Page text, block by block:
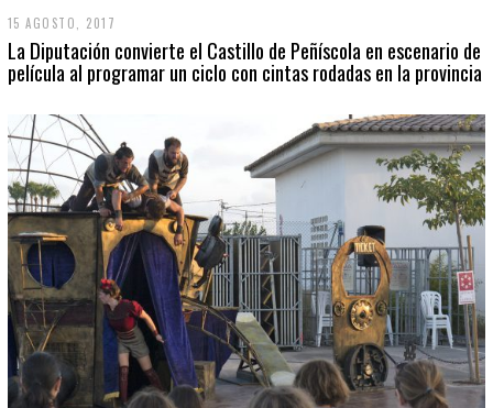
15 AGOSTO, 2017
La Diputación convierte el Castillo de Peñíscola en escenario de
película al programar un ciclo con cintas rodadas en la provincia